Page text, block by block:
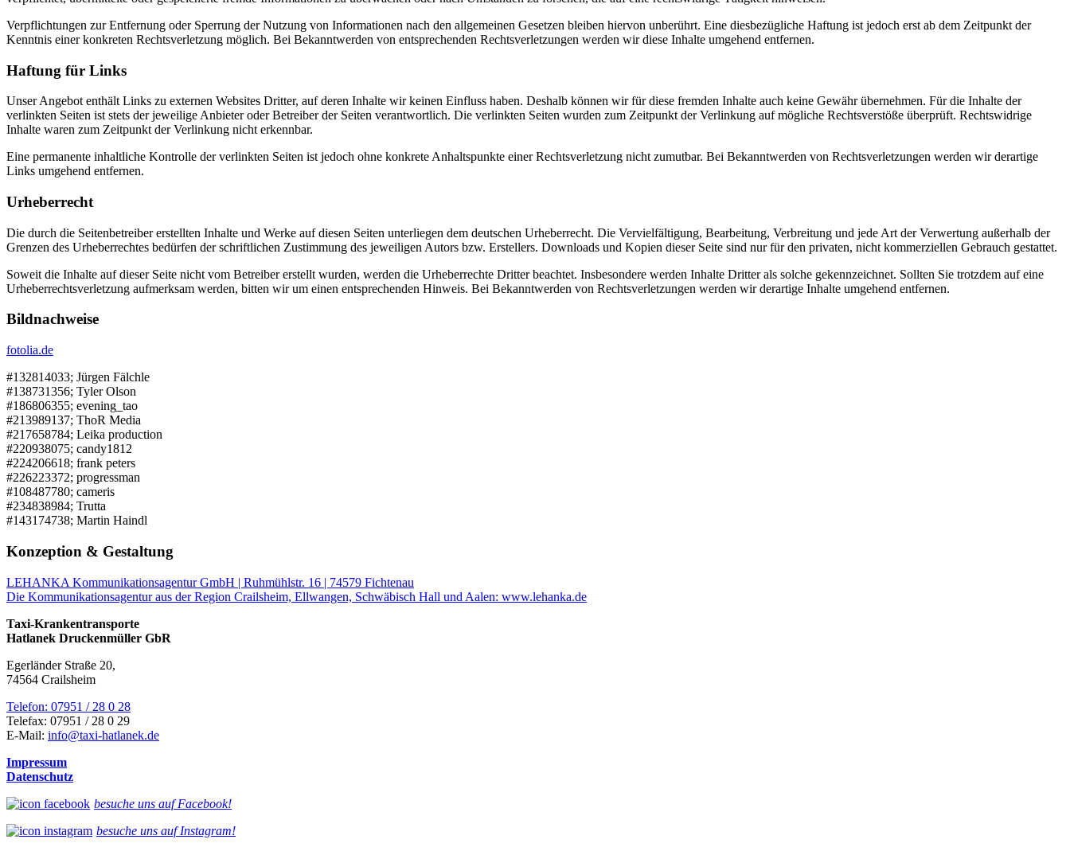
Verpflichtungen zur Entfernung oder Sperrung der Nutzung von Informationen nach den allgemeinen Gesetzen bleiben hiervon unberührt. Eine diesbezügliche Haftung ist jedoch erst ab dem Zeitpunkt der
Kenntnis einer konkreten Rechtsverletzung möglich. Bei Bekanntwerden von entsprechenden Rechtsverletzungen werden wir diese Inhalte umgehend entfernen.
Haftung für Links
Unser Angebot enthält Links zu externen Websites Dritter, auf deren Inhalte wir keinen Einfluss haben. Deshalb können wir für diese fremden Inhalte auch keine Gewähr übernehmen. Für die Inhalte der
verlinkten Seiten ist stets der jeweilige Anbieter oder Betreiber der Seiten verantwortlich. Die verlinkten Seiten wurden zum Zeitpunkt der Verlinkung auf mögliche Rechtsverstöße überprüft. Rechtswidrige
Inhalte waren zum Zeitpunkt der Verlinkung nicht erkennbar.
Eine permanente inhaltliche Kontrolle der verlinkten Seiten ist jedoch ohne konkrete Anhaltspunkte einer Rechtsverletzung nicht zumutbar. Bei Bekanntwerden von Rechtsverletzungen werden wir derartige
Links umgehend entfernen.
Urheberrecht
Die durch die Seitenbetreiber erstellten Inhalte und Werke auf diesen Seiten unterliegen dem deutschen Urheberrecht. Die Vervielfältigung, Bearbeitung, Verbreitung und jede Art der Verwertung außerhalb der
Grenzen des Urheberrechtes bedürfen der schriftlichen Zustimmung des jeweiligen Autors bzw. Erstellers. Downloads und Kopien dieser Seite sind nur für den privaten, nicht kommerziellen Gebrauch gestattet.
Soweit die Inhalte auf dieser Seite nicht vom Betreiber erstellt wurden, werden die Urheberrechte Dritter beachtet. Insbesondere werden Inhalte Dritter als solche gekennzeichnet. Sollten Sie trotzdem auf eine
Urheberrechtsverletzung aufmerksam werden, bitten wir um einen entsprechenden Hinweis. Bei Bekanntwerden von Rechtsverletzungen werden wir derartige Inhalte umgehend entfernen.
Bildnachweise
fotolia.de
#132814033; Jürgen Fälchle
#138731356; Tyler Olson
#186806355; evening_tao
#213989137; ThoR Media
#217658784; Leika production
#220938075; candy1812
#224206618; frank peters
#226223372; progressman
#108487780; cameris
#234838984; Trutta
#143174738; Martin Haindl
Konzeption & Gestaltung
LEHANKA Kommunikationsagentur GmbH | Ruhmühlstr. 16 | 74579 Fichtenau
Die Kommunikationsagentur aus der Region Crailsheim, Ellwangen, Schwäbisch Hall und Aalen: www.lehanka.de
Taxi-Krankentransporte
Hatlanek Druckenmüller GbR
Egerländer Straße 20,
74564 Crailsheim
Telefon: 07951 / 28 0 28
Telefax: 07951 / 28 0 29
E-Mail: info@taxi-hatlanek.de
Impressum
Datenschutz
besuche uns auf Facebook!
besuche uns auf Instagram!